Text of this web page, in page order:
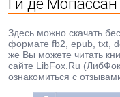
Ги де Мопассан
Здесь можно скачать
формате fb2, epub, txt,
же Вы можете читать
сайте LibFox.Ru
ознакомиться с